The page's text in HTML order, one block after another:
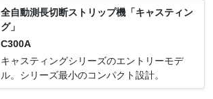
全自動測長切断ストリップ機「キャスティン
グ」
C300A
キャスティングシリーズのエントリーモデ
ル。シリーズ最小のコンパクト設計。